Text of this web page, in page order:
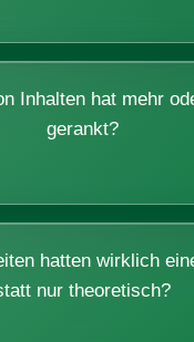
Inhalten hat mehr
gerankt?
hatten wirklich
nur theoretisch?